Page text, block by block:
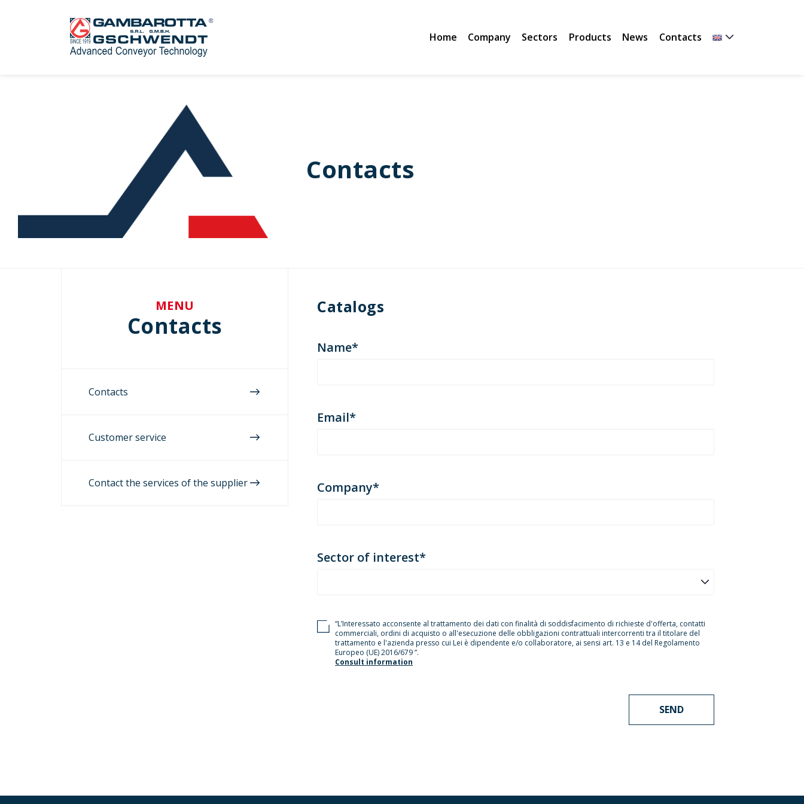
Home Company Sectors Products News Contacts
Contacts
MENU
Contacts
Contacts
Customer service
Contact the services of the supplier
Catalogs
Name*
Email*
Company*
Sector of interest*
“L’Interessato acconsente al trattamento dei dati con finalità di soddisfacimento di richieste d'offerta, contatti
commerciali, ordini di acquisto o all'esecuzione delle obbligazioni contrattuali intercorrenti tra il titolare del
trattamento e l'azienda presso cui Lei è dipendente e/o collaboratore, ai sensi art. 13 e 14 del Regolamento
Europeo (UE) 2016/679 ”.
Consult information